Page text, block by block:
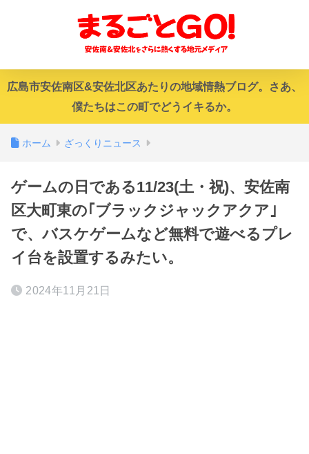
広島市安佐南区&安佐北区あたりの地域情熱ブログ。さあ、
僕たちはこの町でどうイキるか。
ホーム ざっくりニュース
ゲームの日である11/23(土・祝)、安佐南
区大町東の｢ブラックジャックアクア｣
で、バスケゲームなど無料で遊べるプレ
イ台を設置するみたい。
2024年11月21日